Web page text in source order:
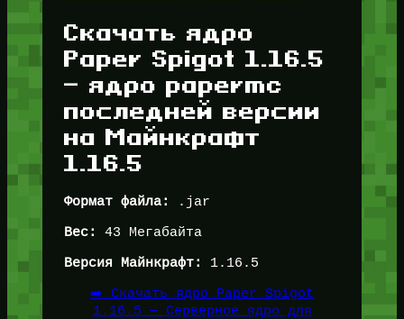
Скачать ядро
Paper Spigot 1.16.5
— ядро papermc
последней версии
на Майнкрафт
1.16.5
Формат файла: .jar
Вес: 43 Мегабайта
Версия Майнкрафт: 1.16.5
➡️ Скачать ядро Paper Spigot
1.16.5 — Серверное ядро для